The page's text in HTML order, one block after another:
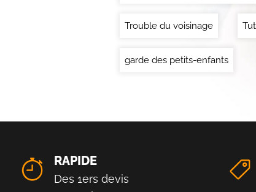
Trouble du voisinage
garde des petits-enfants
RAPIDE
Des 1ers devis